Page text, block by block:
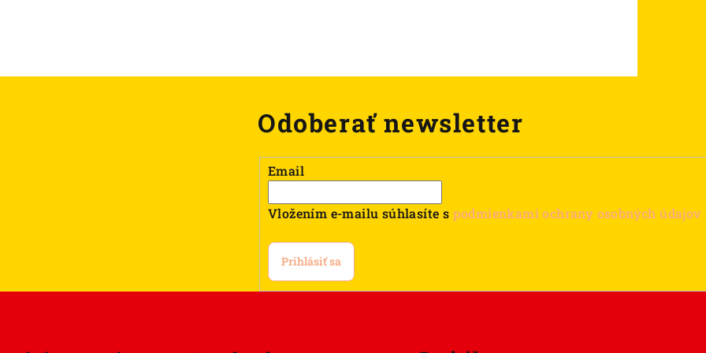
Odoberať newsletter
Email
Vložením e-mailu súhlasíte s podmienkami ochrany osobných údajov
Prihlásiť sa